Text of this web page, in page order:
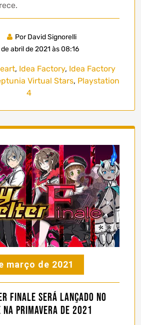
Por David Signorelli
de abril de 2021 às 08:16
, Idea Factory, Idea Factory
Virtual Stars, Playstation
4
março de 2021
Finale será lançado no
primavera de 2021